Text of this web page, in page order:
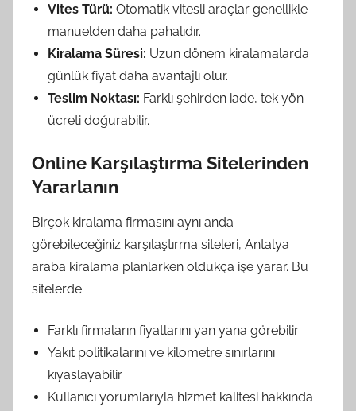
Vites Türü: Otomatik vitesli araçlar genellikle
manuelden daha pahalıdır.
Kiralama Süresi: Uzun dönem kiralamalarda
günlük fiyat daha avantajlı olur.
Teslim Noktası: Farklı şehirden iade, tek yön
ücreti doğurabilir.
Online Karşılaştırma Sitelerinden
Yararlanın
Birçok kiralama firmasını aynı anda
görebileceğiniz karşılaştırma siteleri, Antalya
araba kiralama planlarken oldukça işe yarar. Bu
sitelerde:
Farklı firmaların fiyatlarını yan yana görebilir
Yakıt politikalarını ve kilometre sınırlarını
kıyaslayabilir
Kullanıcı yorumlarıyla hizmet kalitesi hakkında